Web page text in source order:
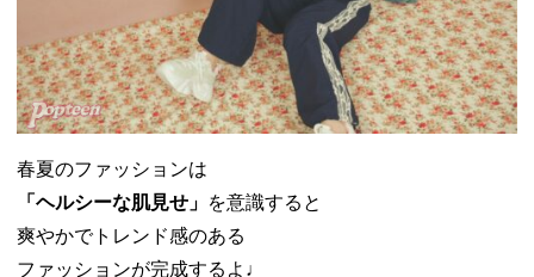
春夏のファッションは
「ヘルシーな肌見せ」 を意識すると
爽やかでトレンド感のある
ファッションが完成するよ♩